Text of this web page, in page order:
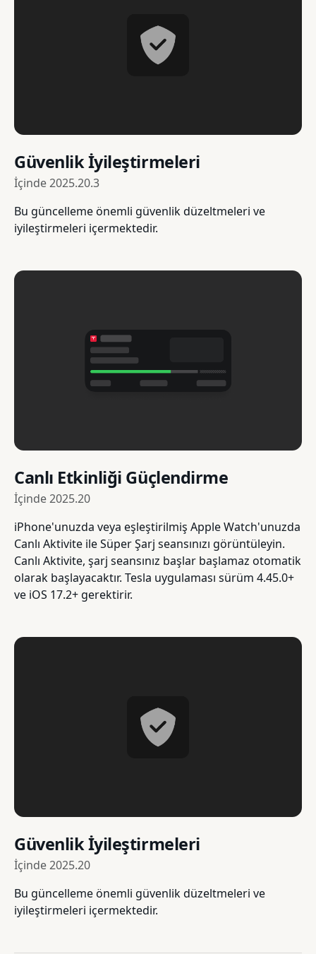
Güvenlik İyileştirmeleri
İçinde2025.20.3
Bu güncelleme önemli güvenlik düzeltmeleri ve
iyileştirmeleri içermektedir.
Canlı Etkinliği Güçlendirme
İçinde2025.20
iPhone'unuzda veya eşleştirilmiş Apple Watch'unuzda
Canlı Aktivite ile Süper Şarj seansınızı görüntüleyin.
Canlı Aktivite, şarj seansınız başlar başlamaz otomatik
olarak başlayacaktır. Tesla uygulaması sürüm 4.45.0+
ve iOS 17.2+ gerektirir.
Güvenlik İyileştirmeleri
İçinde2025.20
Bu güncelleme önemli güvenlik düzeltmeleri ve
iyileştirmeleri içermektedir.